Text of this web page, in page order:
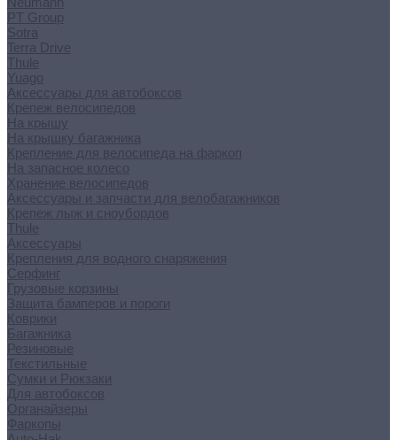
PT Group
Sotra
Terra Drive
Thule
Yuago
Аксессуары для автобоксов
Крепеж велосипедов
На крышу
На крышку багажника
Крепление для велосипеда на фаркоп
На запасное колесо
Хранение велосипедов
Аксессуары и запчасти для велобагажников
Крепеж лыж и сноубордов
Thule
Аксессуары
Крепления для водного снаряжения
Серфинг
Грузовые корзины
Защита бамперов и пороги
Коврики
Багажника
Резиновые
Текстильные
Сумки и Рюкзаки
Для автобоксов
Органайзеры
Фаркопы